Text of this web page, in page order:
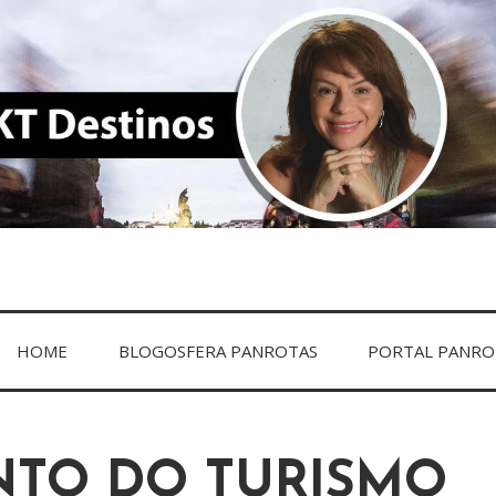
HOME BLOGOSFERA PANROTAS PORTAL
DO TURISMO